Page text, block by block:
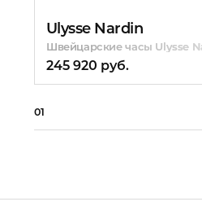
Ulysse Nardin
Швейцарские часы Ulysse
245 920 руб.
01